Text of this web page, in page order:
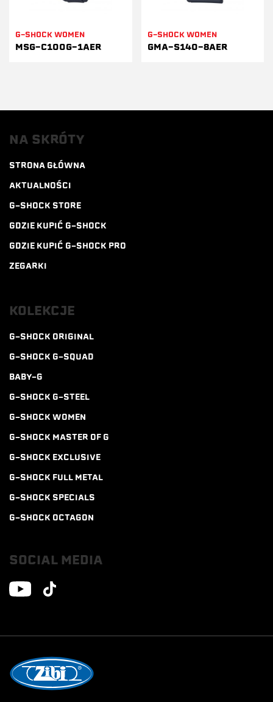
G-SHOCK WOMEN
MSG-C100G-1AER
G-SHOCK WOMEN
GMA-S140-8AER
NA SKRÓTY
STRONA GŁÓWNA
AKTUALNOŚCI
G-SHOCK STORE
GDZIE KUPIĆ G-SHOCK
GDZIE KUPIĆ G-SHOCK PRO
ZEGARKI
KOLEKCJE
G-SHOCK ORIGINAL
G-SHOCK G-SQUAD
BABY-G
G-SHOCK G-STEEL
G-SHOCK WOMEN
G-SHOCK MASTER OF G
G-SHOCK EXCLUSIVE
G-SHOCK FULL METAL
G-SHOCK SPECIALS
G-SHOCK OCTAGON
SOCIAL MEDIA